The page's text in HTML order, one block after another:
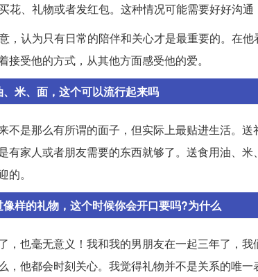
花、礼物或者发红包。这种情况可能需要好好沟通
，认为只有日常的陪伴和关心才是最重要的。在
受他的方式，从其他方面感受他的爱。
米、面，这个可以流行起来吗
不是那么有所谓的面子，但实际上最贴进生活。
有家人或者朋友需要的东西就够了。送食用油、
。
样的礼物，这个时候你会开口要吗?为什么
，也毫无意义！我和我的男朋友在一起三年了，
，他都会时刻关心。我觉得礼物并不是关系的唯